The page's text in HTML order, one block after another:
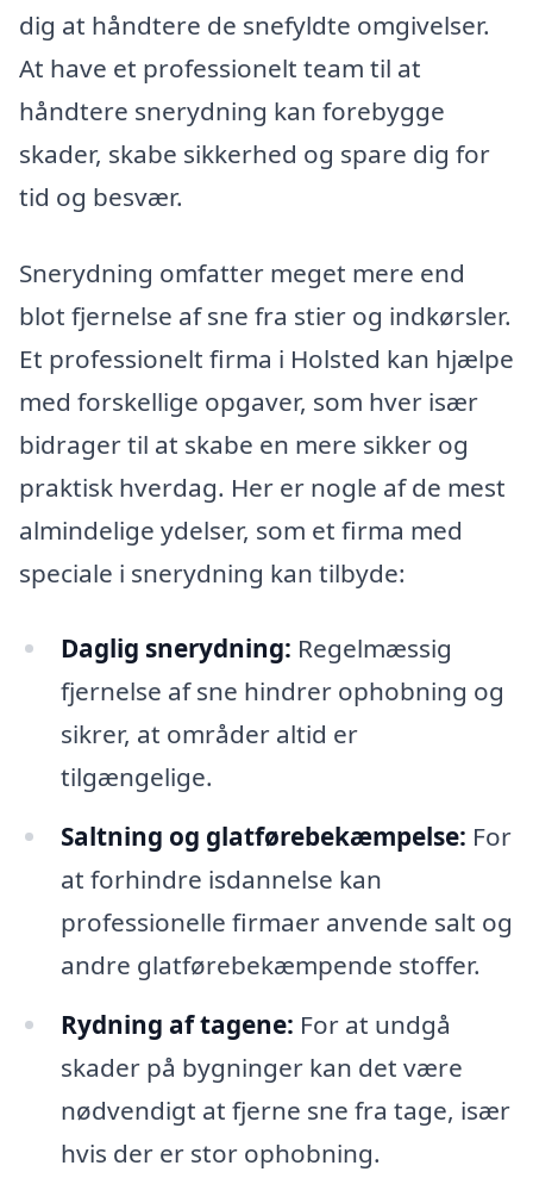
dig at håndtere de snefyldte omgivelser.
At have et professionelt team til at
håndtere snerydning kan forebygge
skader, skabe sikkerhed og spare dig for
tid og besvær.
Snerydning omfatter meget mere end
blot fjernelse af sne fra stier og indkørsler.
Et professionelt firma i Holsted kan hjælpe
med forskellige opgaver, som hver især
bidrager til at skabe en mere sikker og
praktisk hverdag. Her er nogle af de mest
almindelige ydelser, som et firma med
speciale i snerydning kan tilbyde:
Daglig snerydning: Regelmæssig
fjernelse af sne hindrer ophobning og
sikrer, at områder altid er
tilgængelige.
Saltning og glatførebekæmpelse: For
at forhindre isdannelse kan
professionelle firmaer anvende salt og
andre glatførebekæmpende stoffer.
Rydning af tagene: For at undgå
skader på bygninger kan det være
nødvendigt at fjerne sne fra tage, især
hvis der er stor ophobning.